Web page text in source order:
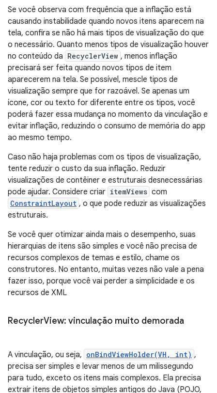
Se você observa com frequência que a inflação está
causando instabilidade quando novos itens aparecem na
tela, confira se não há mais tipos de visualização do que
o necessário. Quanto menos tipos de visualização houver
no conteúdo da RecyclerView , menos inflação
precisará ser feita quando novos tipos de item
aparecerem na tela. Se possível, mescle tipos de
visualização sempre que for razoável. Se apenas um
ícone, cor ou texto for diferente entre os tipos, você
poderá fazer essa mudança no momento da vinculação e
evitar inflação, reduzindo o consumo de memória do app
ao mesmo tempo.
Caso não haja problemas com os tipos de visualização,
tente reduzir o custo da sua inflação. Reduzir
visualizações de contêiner e estruturais desnecessárias
pode ajudar. Considere criar itemViews com
ConstraintLayout , o que pode reduzir as visualizações
estruturais.
Se você quer otimizar ainda mais o desempenho, suas
hierarquias de itens são simples e você não precisa de
recursos complexos de temas e estilo, chame os
construtores. No entanto, muitas vezes não vale a pena
fazer isso, porque você vai perder a simplicidade e os
recursos de XML
RecyclerView: vinculação muito demorada
A vinculação, ou seja, onBindViewHolder(VH, int) ,
precisa ser simples e levar menos de um milissegundo
para tudo, exceto os itens mais complexos. Ela precisa
extrair itens de objetos simples antigos do Java (POJO,